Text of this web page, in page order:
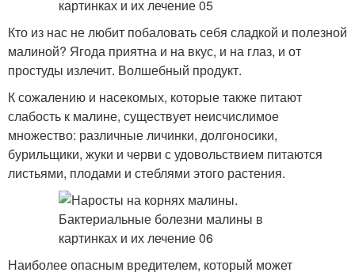
Кто из нас не любит побаловать себя сладкой и полезной
малиной? Ягода приятна и на вкус, и на глаз, и от
простуды излечит. Волшебный продукт.
К сожалению и насекомых, которые также питают
слабость к малине, существует неисчислимое
множество: различные личинки, долгоносики,
бурильщики, жуки и черви с удовольствием питаются
листьями, плодами и стеблями этого растения.
Наиболее опасным вредителем, который может